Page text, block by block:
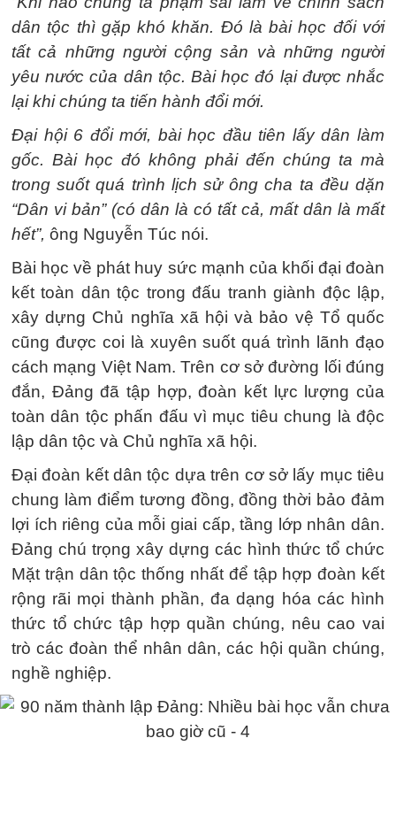
dân tộc thì gặp khó khăn. Đó là bài học đối với
tất cả những người cộng sản và những người
yêu nước của dân tộc. Bài học đó lại được nhắc
lại khi chúng ta tiến hành đổi mới.
Đại hội 6 đổi mới, bài học đầu tiên lấy dân làm
gốc. Bài học đó không phải đến chúng ta mà
trong suốt quá trình lịch sử ông cha ta đều dặn
“Dân vi bản” (có dân là có tất cả, mất dân là mất
hết”, ông Nguyễn Túc nói.
Bài học về phát huy sức mạnh của khối đại đoàn
kết toàn dân tộc trong đấu tranh giành độc lập,
xây dựng Chủ nghĩa xã hội và bảo vệ Tổ quốc
cũng được coi là xuyên suốt quá trình lãnh đạo
cách mạng Việt Nam. Trên cơ sở đường lối đúng
đắn, Đảng đã tập hợp, đoàn kết lực lượng của
toàn dân tộc phấn đấu vì mục tiêu chung là độc
lập dân tộc và Chủ nghĩa xã hội.
Đại đoàn kết dân tộc dựa trên cơ sở lấy mục tiêu
chung làm điểm tương đồng, đồng thời bảo đảm
lợi ích riêng của mỗi giai cấp, tầng lớp nhân dân.
Đảng chú trọng xây dựng các hình thức tổ chức
Mặt trận dân tộc thống nhất để tập hợp đoàn kết
rộng rãi mọi thành phần, đa dạng hóa các hình
thức tổ chức tập hợp quần chúng, nêu cao vai
trò các đoàn thể nhân dân, các hội quần chúng,
nghề nghiệp.